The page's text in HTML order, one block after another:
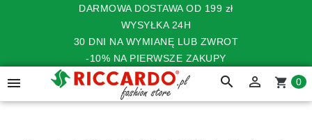
DARMOWA DOSTAWA OD 199 zł
WYSYŁKA 24H
30 DNI NA WYMIANĘ LUB ZWROT
-10% NA PIERWSZE ZAKUPY
 search  shopping_cart 0